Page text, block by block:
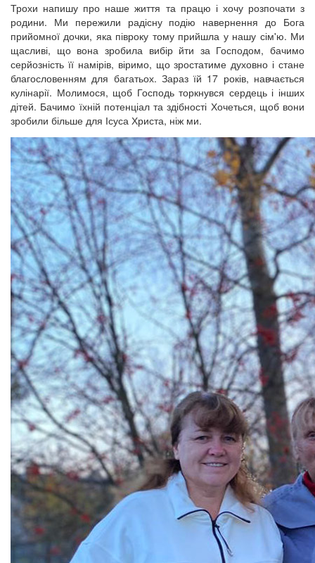
Трохи напишу про наше життя та працю і хочу розпочати з
родини. Ми пережили радісну подію навернення до Бога
прийомної дочки, яка півроку тому прийшла у нашу сім'ю. Ми
щасливі, що вона зробила вибір йти за Господом, бачимо
серйозність її намірів, віримо, що зростатиме духовно і стане
благословенням для багатьох. Зараз їй 17 років, навчається
кулінарії. Молимося, щоб Господь торкнувся сердець і інших
дітей. Бачимо їхній потенціал та здібності Хочеться, щоб вони
зробили більше для Ісуса Христа, ніж ми.